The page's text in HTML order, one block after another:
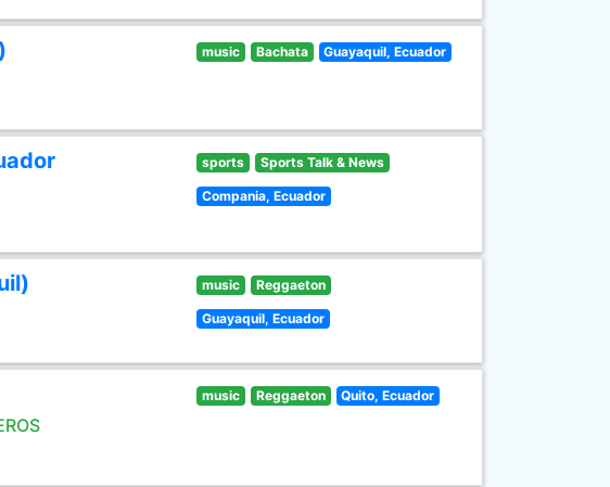
music Bachata Guayaquil, Ecuador
sports Sports Talk & News
Compania, Ecuador
music Reggaeton
Guayaquil, Ecuador
music Reggaeton Quito, Ecuador